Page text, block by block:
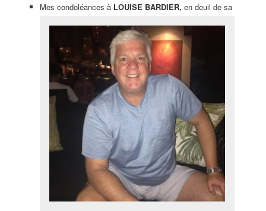
Mes condoléances à LOUISE BARDIER, en deuil de sa